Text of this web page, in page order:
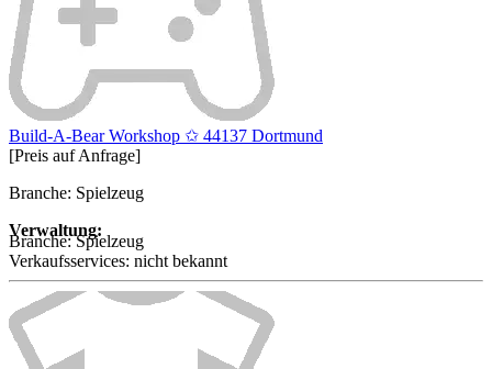
Build-A-Bear Workshop ✩ 44137 Dortmund
[Preis auf Anfrage]
Branche: Spielzeug
Verwaltung:
Branche:Spielzeug
Verkaufsservices: nicht bekannt